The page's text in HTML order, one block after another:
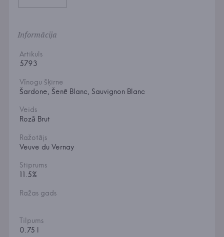
Informācija
Artikuls
5793
Vīnogu šķirne
Šardone, Šenē Blanc, Sauvignon Blanc
Veids
Rozā Brut
Ražotājs
Veuve du Vernay
Stiprums
11.5%
Ražas gads
Tilpums
0.75 l